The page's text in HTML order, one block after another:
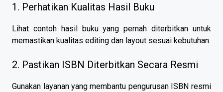
1. Perhatikan Kualitas Hasil Buku
Lihat contoh hasil buku yang pernah diterbitkan untuk
memastikan kualitas editing dan layout sesuai kebutuhan.
2. Pastikan ISBN Diterbitkan Secara Resmi
Gunakan layanan yang membantu pengurusan ISBN resmi